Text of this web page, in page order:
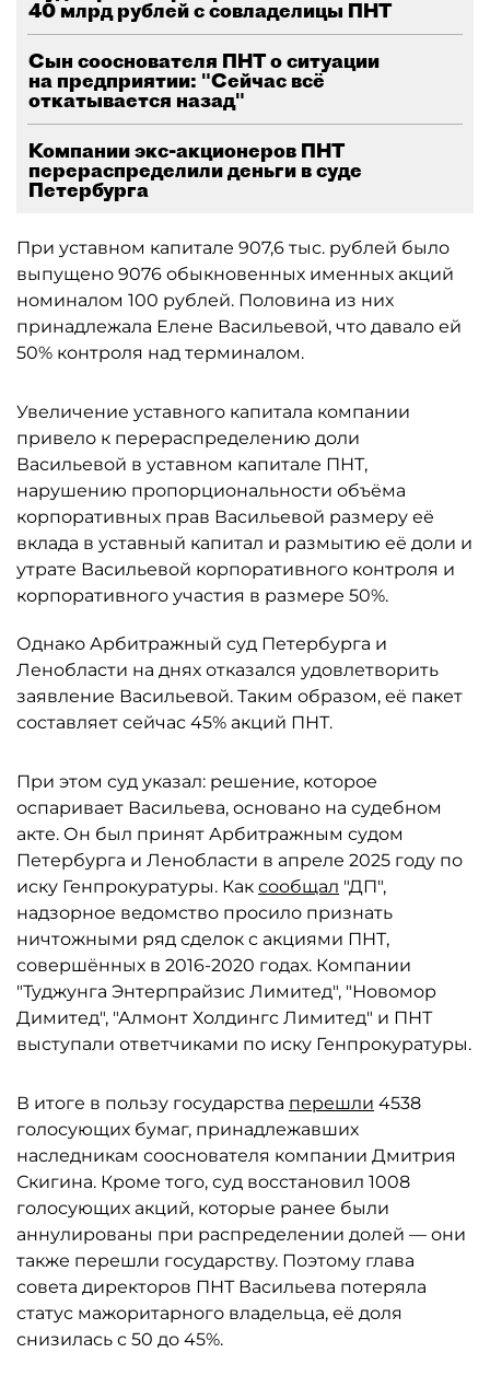
40 млрд рублей с совладелицы ПНТ
Сын сооснователя ПНТ о ситуации
на предприятии: "Сейчас всё
откатывается назад"
Компании экс-акционеров ПНТ
перераспределили деньги в суде
Петербурга
При уставном капитале 907,6 тыс. рублей было
выпущено 9076 обыкновенных именных акций
номиналом 100 рублей. Половина из них
принадлежала Елене Васильевой, что давало ей
50% контроля над терминалом.
Увеличение уставного капитала компании
привело к перераспределению доли
Васильевой в уставном капитале ПНТ,
нарушению пропорциональности объёма
корпоративных прав Васильевой размеру её
вклада в уставный капитал и размытию её доли и
утрате Васильевой корпоративного контроля и
корпоративного участия в размере 50%.
Однако Арбитражный суд Петербурга и
Ленобласти на днях отказался удовлетворить
заявление Васильевой. Таким образом, её пакет
составляет сейчас 45% акций ПНТ.
При этом суд указал: решение, которое
оспаривает Васильева, основано на судебном
акте. Он был принят Арбитражным судом
Петербурга и Ленобласти в апреле 2025 году по
иску Генпрокуратуры. Как сообщал "ДП",
надзорное ведомство просило признать
ничтожными ряд сделок с акциями ПНТ,
совершённых в 2016-2020 годах. Компании
"Туджунга Энтерпрайзис Лимитед", "Новомор
Димитед", "Алмонт Холдингс Лимитед" и ПНТ
выступали ответчиками по иску Генпрокуратуры.
В итоге в пользу государства перешли 4538
голосующих бумаг, принадлежавших
наследникам сооснователя компании Дмитрия
Скигина. Кроме того, суд восстановил 1008
голосующих акций, которые ранее были
аннулированы при распределении долей — они
также перешли государству. Поэтому глава
совета директоров ПНТ Васильева потеряла
статус мажоритарного владельца, её доля
снизилась с 50 до 45%.